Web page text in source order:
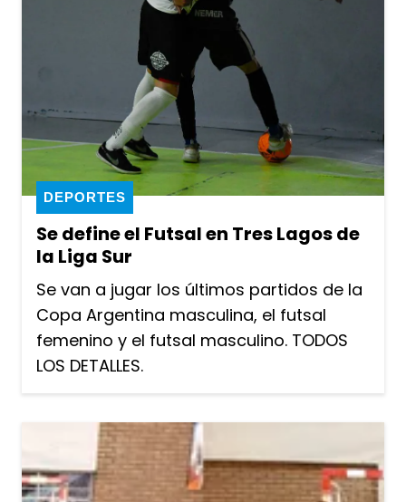
Se define el Futsal en Tres Lagos de
la Liga Sur
DEPORTES
Se van a jugar los últimos partidos de la
Copa Argentina masculina, el futsal
femenino y el futsal masculino. TODOS
LOS DETALLES.